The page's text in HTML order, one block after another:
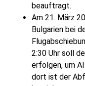
beauftragt.
Am 21. März
Bulgarien bei
2:30 Uhr soll
erfolgen, um
dort ist der